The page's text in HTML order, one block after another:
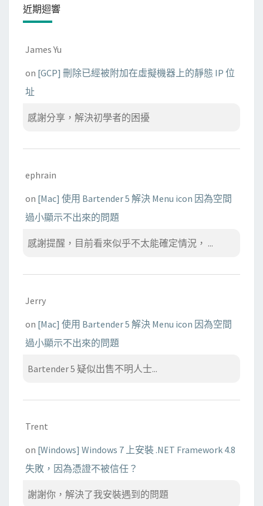
近期迴響
James Yu
on [GCP] 刪除已經被附加在虛擬機器上的靜態 IP 位
址
感謝分享，解決初學者的困擾
ephrain
on [Mac] 使用 Bartender 5 解決 Menu icon 因為空間
過小顯示不出來的問題
感謝提醒，目前看來似乎不太能確定情況， ...
Jerry
on [Mac] 使用 Bartender 5 解決 Menu icon 因為空間
過小顯示不出來的問題
Bartender 5 疑似出售不明人士...
Trent
on [Windows] Windows 7 上安裝 .NET Framework 4.8
失敗，因為憑證不被信任？
謝謝你，解決了我安裝遇到的問題